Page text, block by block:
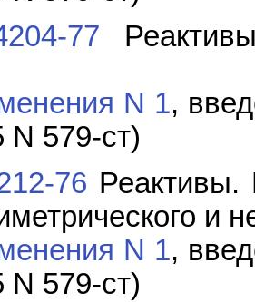
77
N 1,
N 579-ст)
76 Реактивы.
и
N 1,
N 579-ст)